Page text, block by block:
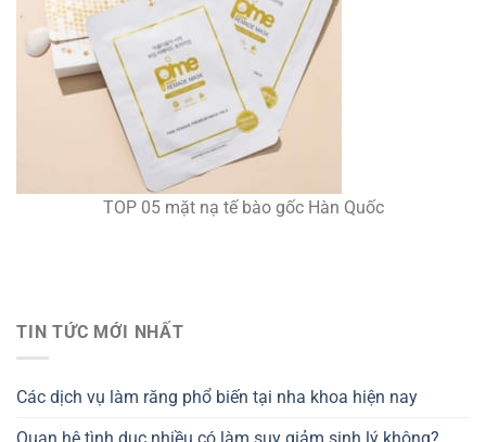
TOP 05 mặt nạ tế bào gốc Hàn Quốc
TIN TỨC MỚI NHẤT
Các dịch vụ làm răng phổ biến tại nha khoa hiện nay